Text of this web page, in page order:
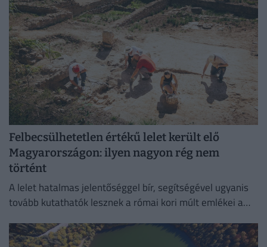
Felbecsülhetetlen értékű lelet került elő
Magyarországon: ilyen nagyon rég nem
történt
A lelet hatalmas jelentőséggel bír, segítségével ugyanis
tovább kutathatók lesznek a római kori múlt emlékei a